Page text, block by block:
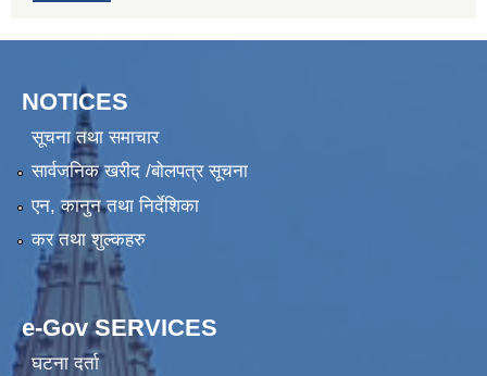
NOTICES
सूचना तथा समाचार
सार्वजनिक खरीद /बोलपत्र सूचना
एन, कानुन तथा निर्देशिका
कर तथा शुल्कहरु
e-Gov SERVICES
घटना दर्ता